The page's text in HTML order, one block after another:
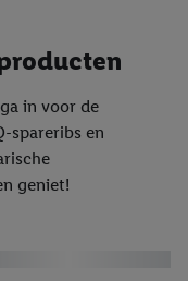
in voor de
spareribs en
geniet!